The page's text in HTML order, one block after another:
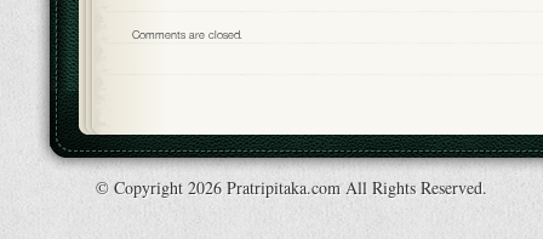
Comments are closed.
© Copyright 2026 Pratripitaka.com All Rights Reserved.